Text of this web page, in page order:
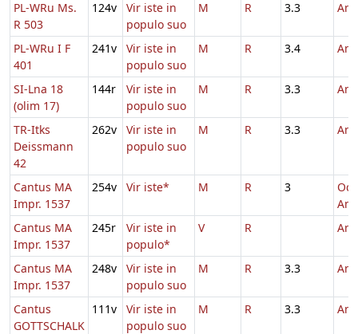
PL-WRu Ms.
R 503
124v
Vir iste in
populo suo
M R 3.3
PL-WRu I F
401
241v
Vir iste in
populo suo
M R 3.4
SI-Lna 18
(olim 17)
144r
Vir iste in
populo suo
M R 3.3
TR-Itks
Deissmann
42
262v
Vir iste in
populo suo
M R 3.3
Cantus MA
Impr. 1537
254v Vir iste* M R 3
Cantus MA
Impr. 1537
245r
Vir iste in
populo*
V R
Cantus MA
Impr. 1537
248v
Vir iste in
populo suo
M R 3.3
Cantus
GOTTSCHALK
111v
Vir iste in
populo suo
M R 3.3